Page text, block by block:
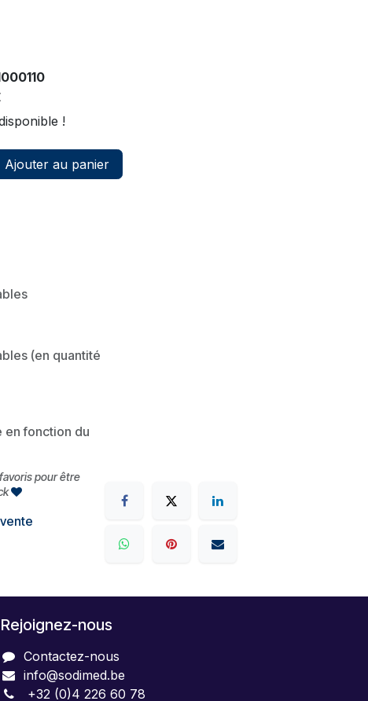
!
Ajouter au panier
(en quantité
en fonction du
pour être
Rejoignez-nous
Contactez-nous
info@sodimed.be
+32 (0)4 226 60 78